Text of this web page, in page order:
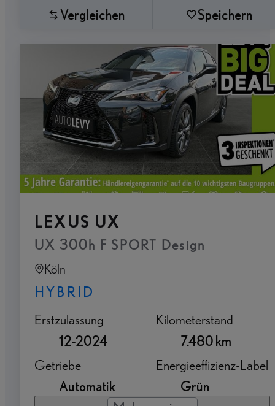
Vergleichen Speichern
LEXUS UX
UX 300h F SPORT Design
Köln
HYBRID
Erstzulassung
12-2024
Kilometerstand
7.480 km
Getriebe
Automatik
Energieeffizienz-Label
Grün